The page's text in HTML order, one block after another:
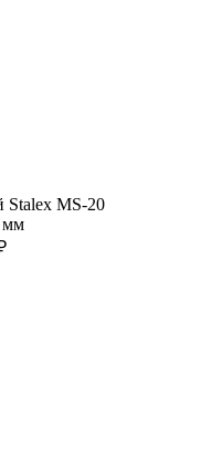
Stalex MS-20
мм